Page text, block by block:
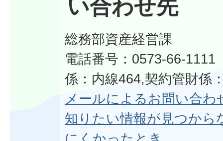
い合わせ先
総務部資産経営課
電話番号：0573-66-1111
係：内線464,契約管財係
メールによるお問い合わ
知りたい情報が見つから